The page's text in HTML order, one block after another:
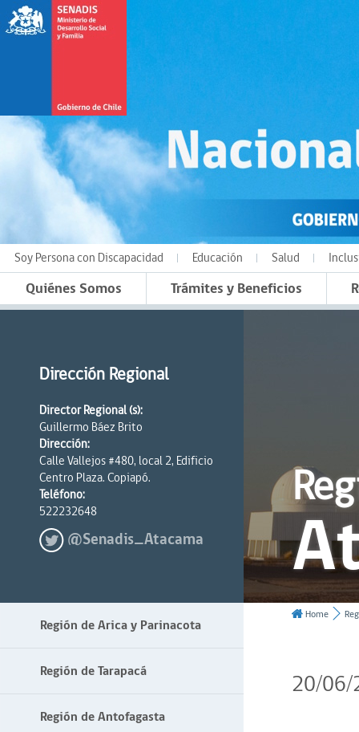
Soy Persona con Discapacidad Educación Salud
Quiénes Somos Trámites y Beneficios
Dirección Regional
Director Regional (s):
Guillermo Báez Brito
Dirección:
Calle Vallejos #480, local 2, Edificio
Centro Plaza. Copiapó.
Teléfono:
522232648
@Senadis_Atacama
Región de Arica y Parinacota
Región de Tarapacá
Región de Antofagasta
Home
20/